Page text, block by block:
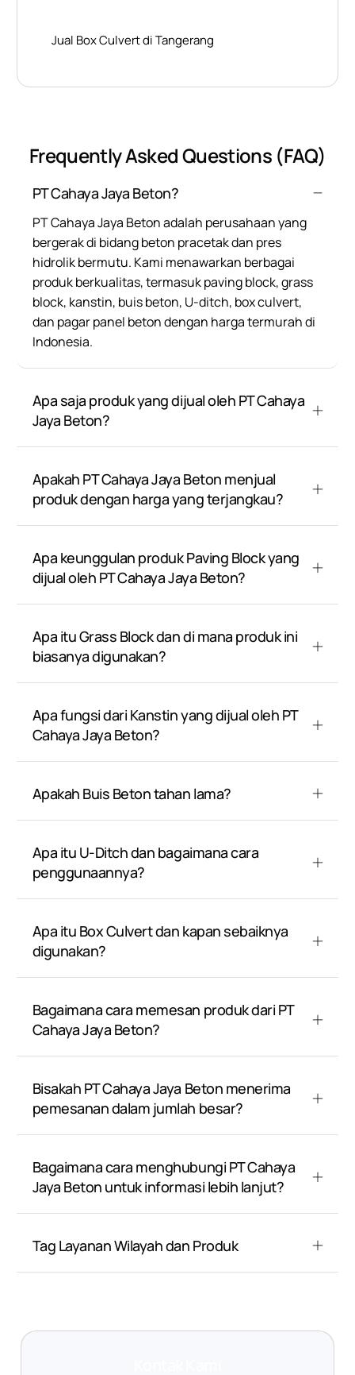
Jual Box Culvert di Tangerang
Frequently Asked Questions (FAQ)
PT Cahaya Jaya Beton?
PT Cahaya Jaya Beton adalah perusahaan yang
bergerak di bidang beton pracetak dan pres
hidrolik bermutu. Kami menawarkan berbagai
produk berkualitas, termasuk paving block, grass
block, kanstin, buis beton, U-ditch, box culvert,
dan pagar panel beton dengan harga termurah di
Indonesia.
Apa saja produk yang dijual oleh PT Cahaya
Jaya Beton?
Apakah PT Cahaya Jaya Beton menjual
produk dengan harga yang terjangkau?
Apa keunggulan produk Paving Block yang
dijual oleh PT Cahaya Jaya Beton?
Apa itu Grass Block dan di mana produk ini
biasanya digunakan?
Apa fungsi dari Kanstin yang dijual oleh PT
Cahaya Jaya Beton?
Apakah Buis Beton tahan lama?
Apa itu U-Ditch dan bagaimana cara
penggunaannya?
Apa itu Box Culvert dan kapan sebaiknya
digunakan?
Bagaimana cara memesan produk dari PT
Cahaya Jaya Beton?
Bisakah PT Cahaya Jaya Beton menerima
pemesanan dalam jumlah besar?
Bagaimana cara menghubungi PT Cahaya
Jaya Beton untuk informasi lebih lanjut?
Tag Layanan Wilayah dan Produk